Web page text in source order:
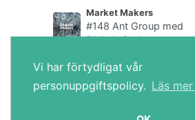
Vi har förtydligat vår
personuppgiftspolicy. Läs
Market Makers
#148 Ant Group med
Digitala Draken
Alla poddar